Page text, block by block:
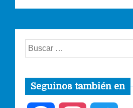
Buscar:
Seguinos también en